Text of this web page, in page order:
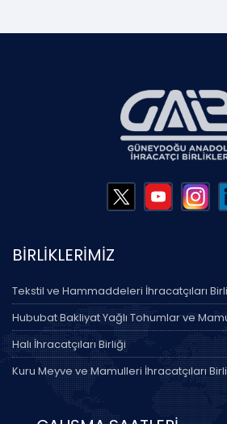
BİRLİKLERİMİZ
Tekstil ve Hammaddeleri İhracatçıları
Hububat Bakliyat Yağlı Tohumlar ve
Halı İhracatçıları Birliği
Kuru Meyve ve Mamulleri İhracatçıları